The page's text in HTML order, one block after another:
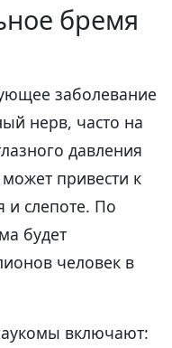
бремя
заболевание
нерв, часто на
давления
привести к
и слепоте. По
будет
человек в
включают: